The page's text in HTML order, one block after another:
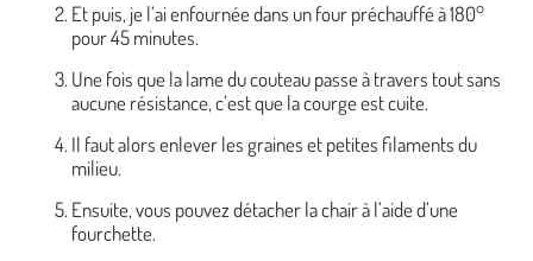
Et puis, je l’ai enfournée dans un four préchauffé à 180°
pour 45 minutes.
Une fois que la lame du couteau passe à travers tout sans
aucune résistance, c’est que la courge est cuite.
Il faut alors enlever les graines et petites filaments du
milieu.
Ensuite, vous pouvez détacher la chair à l’aide d’une
fourchette.